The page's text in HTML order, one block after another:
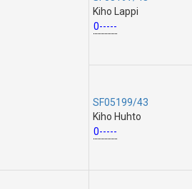
Kiho Lappi
0-----
SF05199/43
Kiho Huhto
0-----